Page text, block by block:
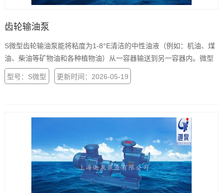
齿轮输油泵
S微型齿轮输油泵能将粘度为1-8°E清洁的中性油液（例如：机油、煤
油、柴油等矿物油和各种植物油）从一容器输送到另一容器内。微型
齿轮泵适用商业、工业、农业等行业作输油作用。商业、食油门市部
可选用配有单相电机的10-25公斤/分的输油泵。石油加油站、工矿企
型号：S微型 更新时间：2026-05-19